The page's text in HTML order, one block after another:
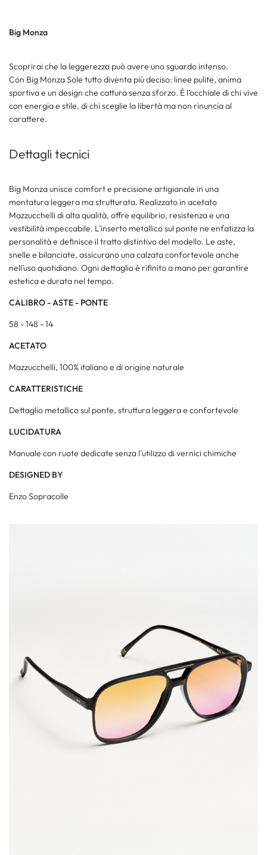
Big Monza
Scoprirai che la leggerezza può avere uno sguardo intenso.
Con Big Monza Sole tutto diventa più deciso: linee pulite, anima
sportiva e un design che cattura senza sforzo. È l’occhiale di chi vive
con energia e stile, di chi sceglie la libertà ma non rinuncia al
carattere.
Dettagli tecnici
Big Monza unisce comfort e precisione artigianale in una
montatura leggera ma strutturata. Realizzato in acetato
Mazzucchelli di alta qualità, offre equilibrio, resistenza e una
vestibilità impeccabile. L’inserto metallico sul ponte ne enfatizza la
personalità e definisce il tratto distintivo del modello. Le aste,
snelle e bilanciate, assicurano una calzata confortevole anche
nell’uso quotidiano. Ogni dettaglio è rifinito a mano per garantire
estetica e durata nel tempo.
CALIBRO - ASTE - PONTE
58 - 148 - 14
ACETATO
Mazzucchelli, 100% italiano e di origine naturale
CARATTERISTICHE
Dettaglio metallico sul ponte, struttura leggera e confortevole
LUCIDATURA
Manuale con ruote dedicate senza l'utilizzo di vernici chimiche
DESIGNED BY
Enzo Sopracolle